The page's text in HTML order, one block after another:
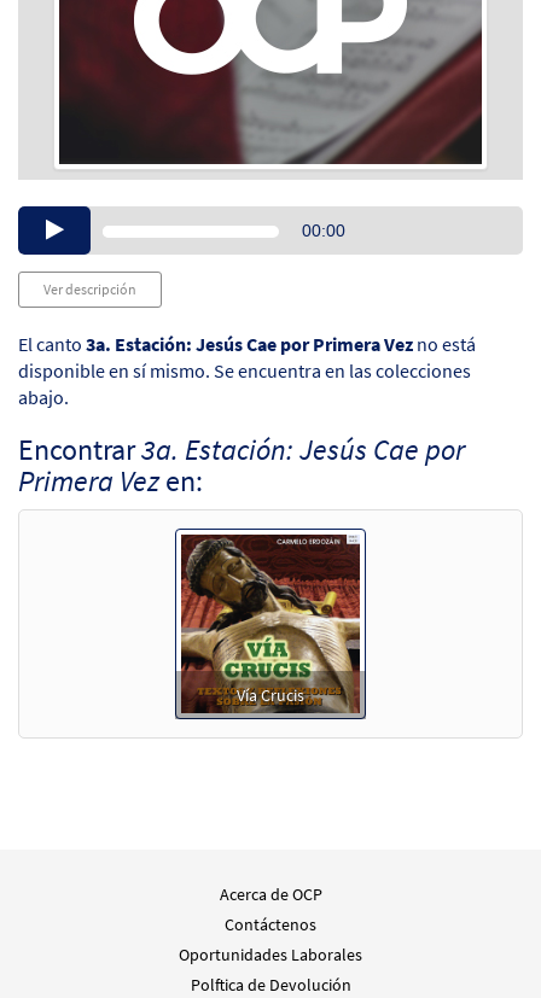
Audio00:00
Ver descripción
El canto 3a. Estación: Jesús Cae por Primera Vez no está
disponible en sí mismo. Se encuentra en las colecciones
abajo.
Encontrar3a. Estación: Jesús Cae por
Primera Vezen:
Vía Crucis
Acerca de OCP
Contáctenos
Oportunidades Laborales
Polftica de Devolución